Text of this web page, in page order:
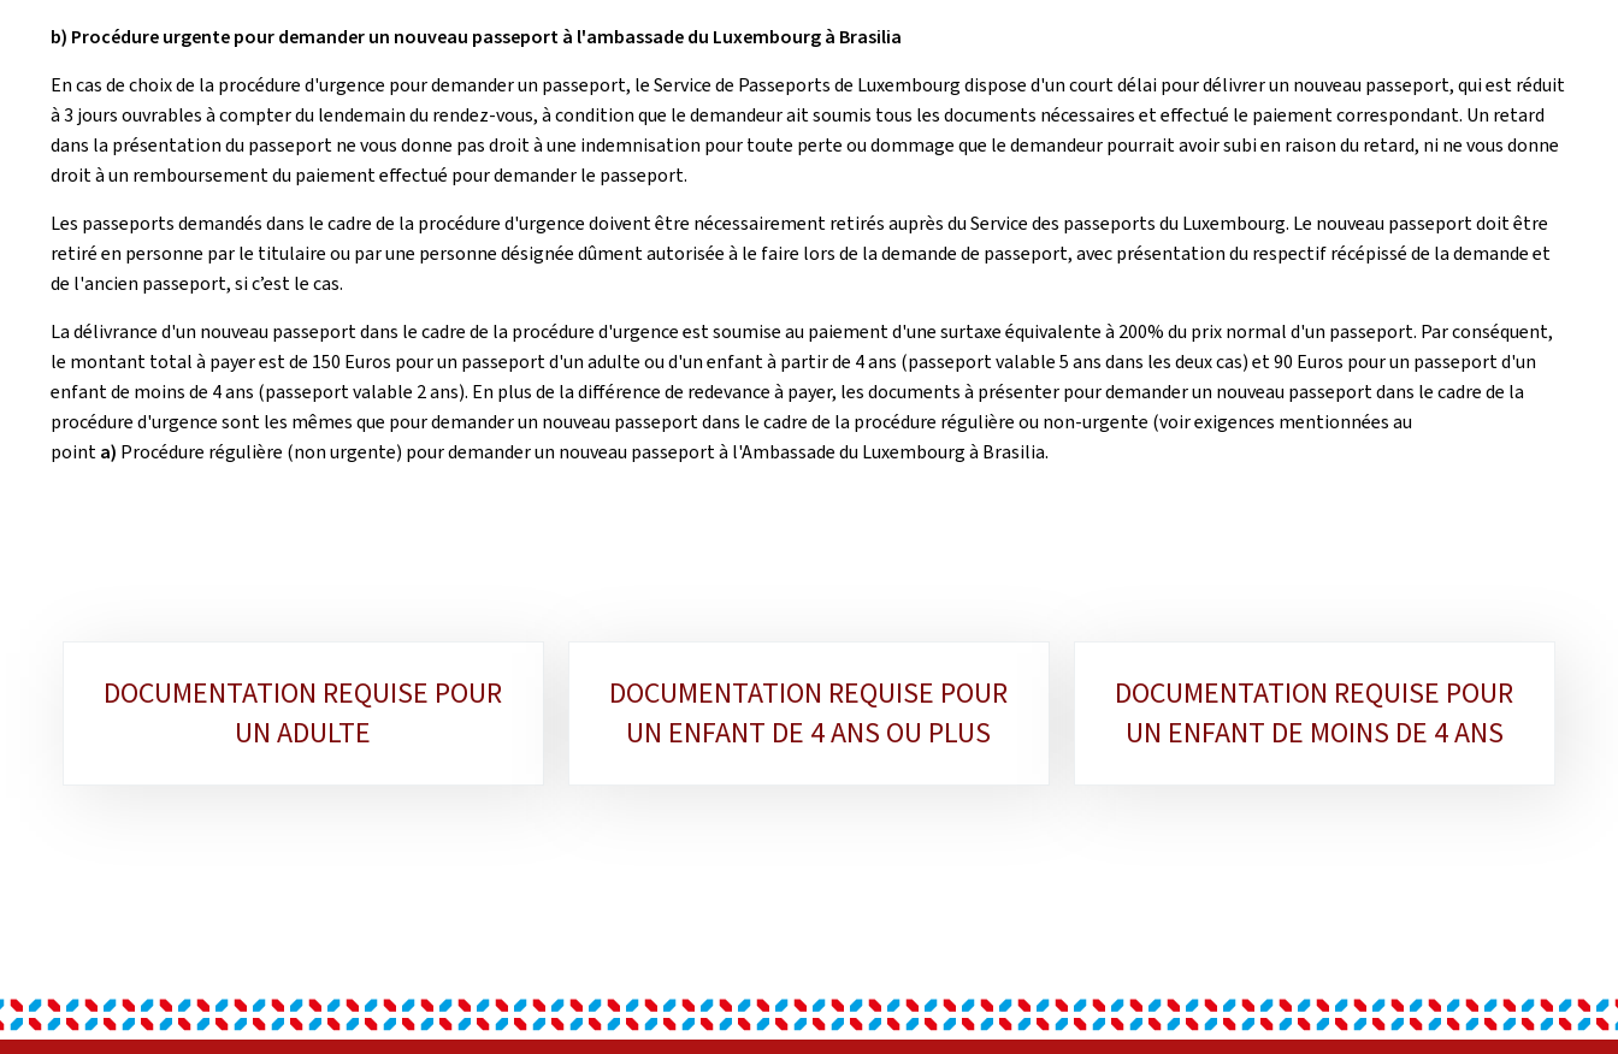
b) Procédure urgente pour demander un nouveau passeport à l'ambassade du Luxembourg à Brasilia
En cas de choix de la procédure d'urgence pour demander un passeport, le Service de Passeports de Luxembourg dispose d'un court délai pour délivrer un nouveau passeport, qui est réduit
à 3 jours ouvrables à compter du lendemain du rendez-vous, à condition que le demandeur ait soumis tous les documents nécessaires et effectué le paiement correspondant. Un retard
dans la présentation du passeport ne vous donne pas droit à une indemnisation pour toute perte ou dommage que le demandeur pourrait avoir subi en raison du retard, ni ne vous donne
droit à un remboursement du paiement effectué pour demander le passeport.
Les passeports demandés dans le cadre de la procédure d'urgence doivent être nécessairement retirés auprès du Service des passeports du Luxembourg. Le nouveau passeport doit être
retiré en personne par le titulaire ou par une personne désignée dûment autorisée à le faire lors de la demande de passeport, avec présentation du respectif récépissé de la demande et
de l'ancien passeport, si c’est le cas.
La délivrance d'un nouveau passeport dans le cadre de la procédure d'urgence est soumise au paiement d'une surtaxe équivalente à 200% du prix normal d'un passeport. Par conséquent,
le montant total à payer est de 150 Euros pour un passeport d'un adulte ou d'un enfant à partir de 4 ans (passeport valable 5 ans dans les deux cas) et 90 Euros pour un passeport d'un
enfant de moins de 4 ans (passeport valable 2 ans). En plus de la différence de redevance à payer, les documents à présenter pour demander un nouveau passeport dans le cadre de la
procédure d'urgence sont les mêmes que pour demander un nouveau passeport dans le cadre de la procédure régulière ou non-urgente (voir exigences mentionnées au
pointa) Procédure régulière (non urgente) pour demander un nouveau passeport à l'Ambassade du Luxembourg à Brasilia.
Sous-DOCUMENTATION REQUISE POUR
UN ADULTE
DOCUMENTATION REQUISE POUR
UN ENFANT DE 4 ANS OU PLUS
DOCUMENTATION REQUISE POUR
UN ENFANT DE MOINS DE 4 ANS